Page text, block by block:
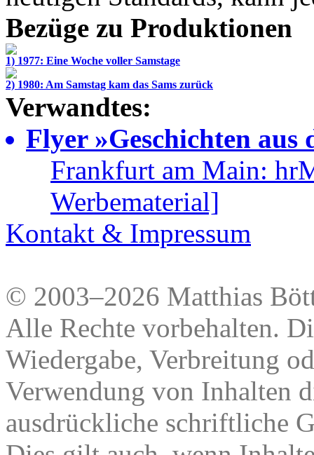
Bezüge zu Produktionen
1) 1977: Eine Woche voller Samstage
2) 1980: Am Samstag kam das Sams zurück
Verwandtes:
Flyer »Geschichten aus
Frankfurt am Main:
Werbematerial]
Kontakt & Impressum
© 2003–2026 Matthias
Alle Rechte vorbehalten.
Wiedergabe, Verbreitung
Verwendung von Inhalten
ausdrückliche schriftliche